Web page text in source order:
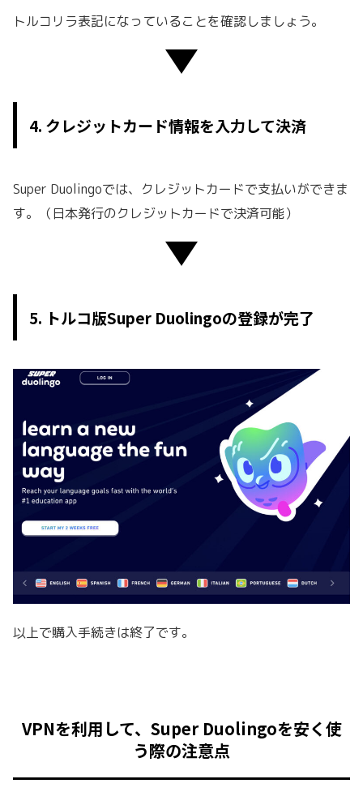
トルコリラ表記になっていることを確認しましょう。
4. クレジットカード情報を入力して決済
Super Duolingoでは、クレジットカードで支払いができま
す。（日本発行のクレジットカードで決済可能）
5. トルコ版Super Duolingoの登録が完了
以上で購入手続きは終了です。
VPNを利用して、Super Duolingoを安く使
う際の注意点